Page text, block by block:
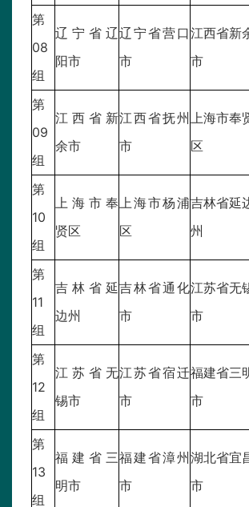
第
08
组
辽宁省辽
阳市
辽宁省营口
市
江西省新
市
第
09
组
江西省新
余市
江西省抚州
市
上海市奉
区
第
10
组
上海市奉
贤区
上海市杨浦
区
吉林省延
州
第
11
组
吉林省延
边州
吉林省通化
市
江苏省无
市
第
12
组
江苏省无
锡市
江苏省宿迁
市
福建省三
市
第
13
组
福建省三
明市
福建省漳州
市
湖北省宜
市